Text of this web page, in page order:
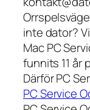
inte dator?
Mac PC
funnits 11 år
Därför PC
PC Service